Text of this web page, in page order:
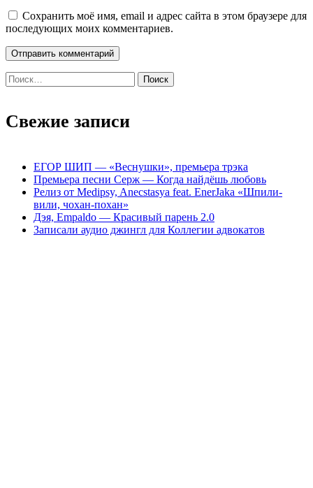
Сохранить моё имя, email и адрес сайта в этом браузере для
последующих моих комментариев.
Найти:
Свежие записи
ЕГОР ШИП — «Веснушки», премьера трэка
Премьера песни Серж — Когда найдёшь любовь
Релиз от Medipsy, Anecstasya feat. EnerJaka «Шпили-
вили, чохан-похан»
Дэя, Empaldo — Красивый парень 2.0
Записали аудио джингл для Коллегии адвокатов